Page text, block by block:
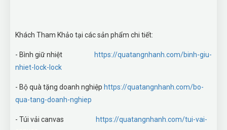
Khách Tham Khảo tại các sản phẩm chi tiết:
- Bình giữ nhiệt
https://quatangnhanh.com/binh-giu-
nhiet-lock-lock
- Bộ quà tặng doanh nghiệp https://quatangnhanh.com/bo-
qua-tang-doanh-nghiep
- Túi vải canvas
https://quatangnhanh.com/tui-vai-